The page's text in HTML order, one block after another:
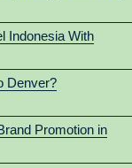
Indonesia With
Denver?
Promotion in